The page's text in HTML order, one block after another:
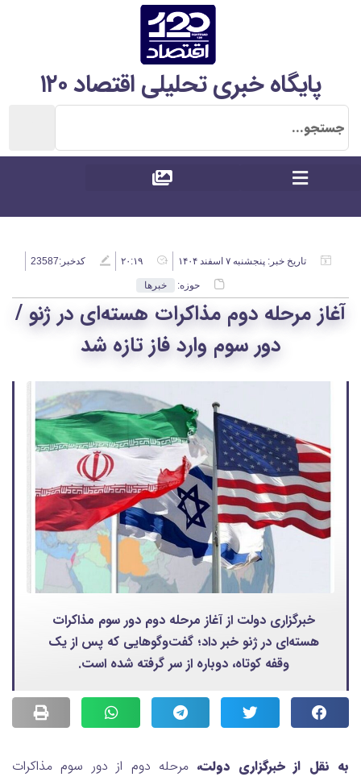
پایگاه خبری تحلیلی اقتصاد ۱۲۰
تاریخ خبر: پنجشنبه ۷ اسفند ۱۴۰۴ ۲۰:۱۹ کدخبر:23587
حوزه: خبرها
آغاز مرحله دوم مذاکرات هسته‌ای در ژنو /
دور سوم وارد فاز تازه شد
خبرگزاری دولت از آغاز مرحله دوم دور سوم مذاکرات
هسته‌ای در ژنو خبر داد؛ گفت‌وگوهایی که پس از یک
وقفه کوتاه، دوباره از سر گرفته شده است.
به نقل از خبرگزاری دولت، مرحله دوم از دور سوم مذاکرات